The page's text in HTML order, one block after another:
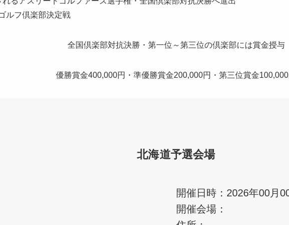
ルフ倶楽部決定戦
全国倶楽部対抗決勝・第一位～第三位の倶楽部には賞金授与
優勝賞金400,000円・準優勝賞金200,000円・第三位賞金100,000
北海道予選会場
開催日時：2026年00月
開催会場：